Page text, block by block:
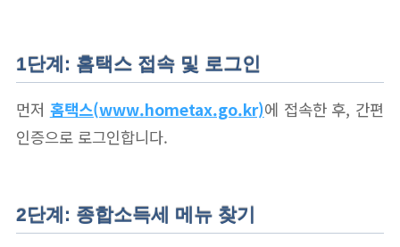
1단계: 홈택스 접속 및 로그인
먼저 홈택스(www.hometax.go.kr)에 접속한 후, 간편
인증으로 로그인합니다.
2단계: 종합소득세 메뉴 찾기